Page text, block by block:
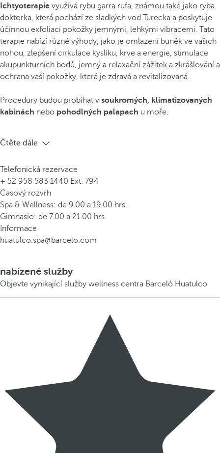
Ichtyoterapie využívá rybu garra rufa, známou také jako ryba
doktorka, která pochází ze sladkých vod Turecka a poskytuje
účinnou exfoliaci pokožky jemnými, lehkými vibracemi. Tato
terapie nabízí různé výhody, jako je omlazení buněk ve vašich
nohou, zlepšení cirkulace kyslíku, krve a energie, stimulace
akupunkturních bodů, jemný a relaxační zážitek a zkrášlování a
ochrana vaší pokožky, která je zdravá a revitalizovaná.
Procedury budou probíhat v soukromých, klimatizovaných
kabinách nebo pohodlných palapach u moře.
Čtěte dále
Telefonická rezervace
+ 52 958 583 1440 Ext. 794
Časový rozvrh
Spa & Wellness: de 9.00 a 19.00 hrs.
Gimnasio: de 7.00 a 21.00 hrs.
Informace
huatulco.spa@barcelo.com
nabízené služby
Objevte vynikající služby wellness centra Barceló Huatulco